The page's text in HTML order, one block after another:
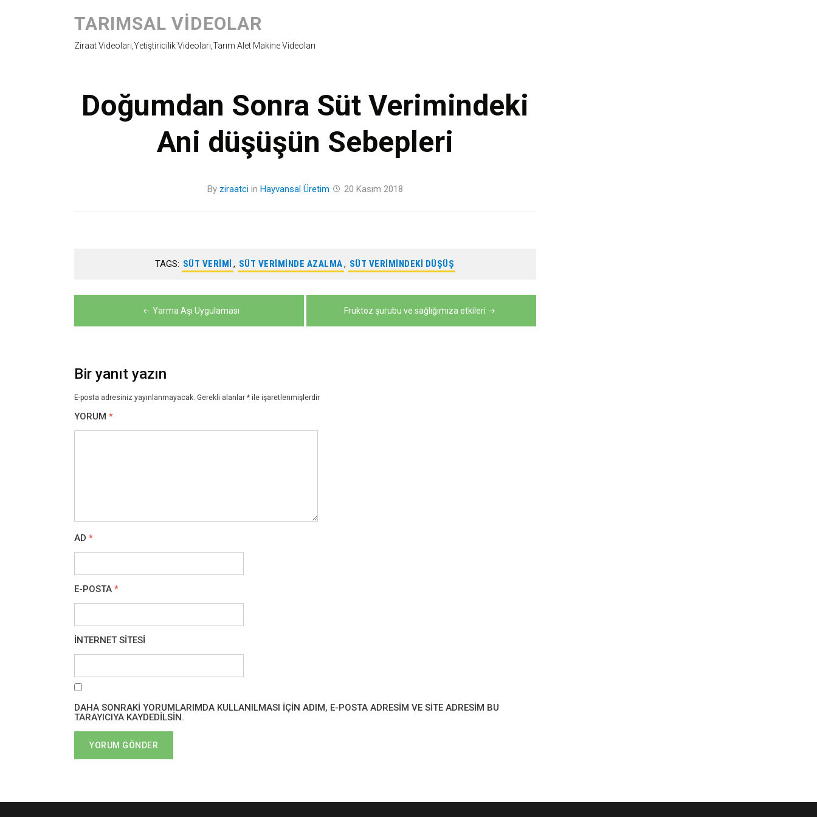
TARIMSAL VIDEOLAR
Ziraat Videoları,Yetiştiricilik Videoları,Tarım Alet Makine Videoları
Doğumdan Sonra Süt Verimindeki
Ani düşüşün Sebepleri
By ziraatci in Hayvansal Üretim 20 Kasım 2018
TAGS: SÜT VERIMI , SÜT VERIMINDE AZALMA, SÜT VERIMINDEKI DÜŞÜŞ
gezinmesi
Yarma Aşı Uygulaması Fruktoz şurubu ve sağlığımıza etkileri
Bir yanıt yazın
E-posta adresiniz yayınlanmayacak. Gerekli alanlar * ile işaretlenmişlerdir
YORUM *
AD *
E-POSTA *
İNTERNET SITESI
DAHA SONRAKI YORUMLARIMDA KULLANILMASI IÇIN ADIM, E-POSTA ADRESIM VE SITE ADRESIM BU
TARAYICIYA KAYDEDILSIN.